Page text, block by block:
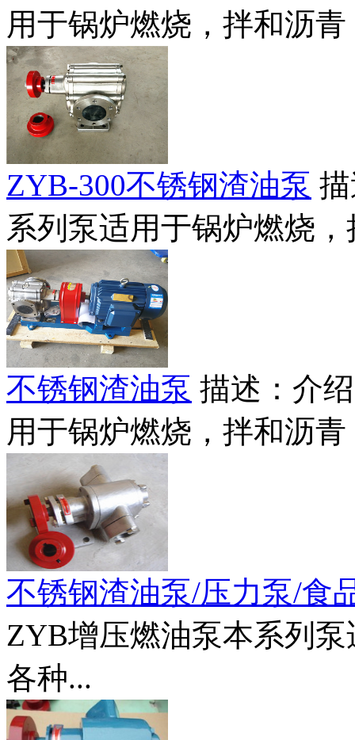
用于锅炉燃烧，拌和沥
ZYB-300不锈钢渣油泵
系列泵适用于锅炉燃烧
不锈钢渣油泵 描述：介
用于锅炉燃烧，拌和沥青
不锈钢渣油泵/压力泵/食
ZYB增压燃油泵本系列
各种...